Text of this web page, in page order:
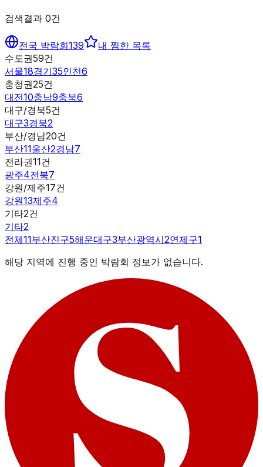
검색결과 0건
전국 박람회139
내 찜한 목록
수도권59건
서울18경기35인천6
충청권25건
대전10충남9충북6
대구/경북5건
대구3경북2
부산/경남20건
부산11울산2경남7
전라권11건
광주4전북7
강원/제주17건
강원13제주4
기타2건
기타2
전체11부산진구5해운대구3부산광역시2연제구1
해당 지역에 진행 중인 박람회 정보가 없습니다.